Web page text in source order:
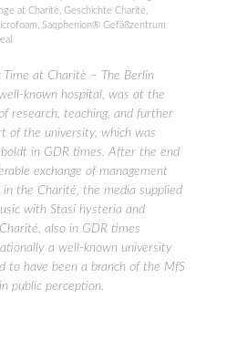
at Charitè, Geschichte Charitè,
, Saqphenion® Gefäßzentrum
Time at Charitè – The Berlin
known hospital, was at the
research, teaching, and further
of the university, which was
in GDR times. After the end
exchange of management
in the Charité, the media supplied
with Stasi hysteria and
also in GDR times
a well-known university
to have been a branch of the MfS
public perception.